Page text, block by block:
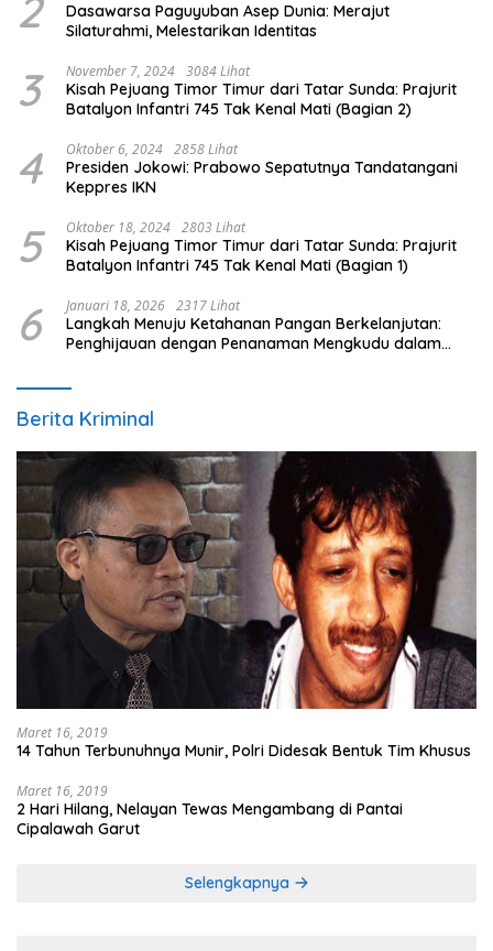
Dasawarsa Paguyuban Asep Dunia: Merajut
Silaturahmi, Melestarikan Identitas
3 November 7, 2024 3084 Lihat
Kisah Pejuang Timor Timur dari Tatar Sunda: Prajurit
Batalyon Infantri 745 Tak Kenal Mati (Bagian 2)
4 Oktober 6, 2024 2858 Lihat
Presiden Jokowi: Prabowo Sepatutnya Tandatangani
Keppres IKN
5 Oktober 18, 2024 2803 Lihat
Kisah Pejuang Timor Timur dari Tatar Sunda: Prajurit
Batalyon Infantri 745 Tak Kenal Mati (Bagian 1)
6 Januari 18, 2026 2317 Lihat
Langkah Menuju Ketahanan Pangan Berkelanjutan:
Penghijauan dengan Penanaman Mengkudu dalam
Berita Kriminal
Maret 16, 2019
14 Tahun Terbunuhnya Munir, Polri Didesak Bentuk Tim Khusus
Maret 16, 2019
2 Hari Hilang, Nelayan Tewas Mengambang di Pantai
Cipalawah Garut
Selengkapnya